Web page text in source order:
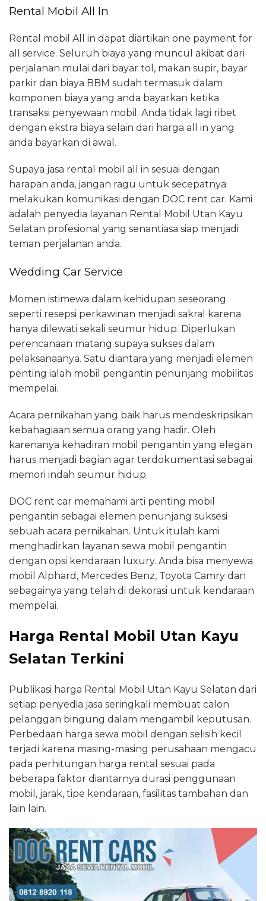
Rental Mobil All In
Rental mobil All in dapat diartikan one payment for
all service. Seluruh biaya yang muncul akibat dari
perjalanan mulai dari bayar tol, makan supir, bayar
parkir dan biaya BBM sudah termasuk dalam
komponen biaya yang anda bayarkan ketika
transaksi penyewaan mobil. Anda tidak lagi ribet
dengan ekstra biaya selain dari harga all in yang
anda bayarkan di awal.
Supaya jasa rental mobil all in sesuai dengan
harapan anda, jangan ragu untuk secepatnya
melakukan komunikasi dengan DOC rent car. Kami
adalah penyedia layanan Rental Mobil Utan Kayu
Selatan profesional yang senantiasa siap menjadi
teman perjalanan anda.
Wedding Car Service
Momen istimewa dalam kehidupan seseorang
seperti resepsi perkawinan menjadi sakral karena
hanya dilewati sekali seumur hidup. Diperlukan
perencanaan matang supaya sukses dalam
pelaksanaanya. Satu diantara yang menjadi elemen
penting ialah mobil pengantin penunjang mobilitas
mempelai.
Acara pernikahan yang baik harus mendeskripsikan
kebahagiaan semua orang yang hadir. Oleh
karenanya kehadiran mobil pengantin yang elegan
harus menjadi bagian agar terdokumentasi sebagai
memori indah seumur hidup.
DOC rent car memahami arti penting mobil
pengantin sebagai elemen penunjang suksesi
sebuah acara pernikahan. Untuk itulah kami
menghadirkan layanan sewa mobil pengantin
dengan opsi kendaraan luxury. Anda bisa menyewa
mobil Alphard, Mercedes Benz, Toyota Camry dan
sebagainya yang telah di dekorasi untuk kendaraan
mempelai.
Harga Rental Mobil Utan Kayu
Selatan Terkini
Publikasi harga Rental Mobil Utan Kayu Selatan dari
setiap penyedia jasa seringkali membuat calon
pelanggan bingung dalam mengambil keputusan.
Perbedaan harga sewa mobil dengan selisih kecil
terjadi karena masing-masing perusahaan mengacu
pada perhitungan harga rental sesuai pada
beberapa faktor diantarnya durasi penggunaan
mobil, jarak, tipe kendaraan, fasilitas tambahan dan
lain lain.